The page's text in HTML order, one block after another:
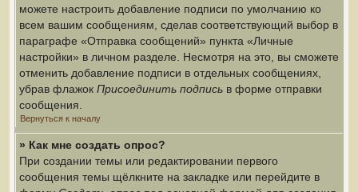
можете настроить добавление подписи по умолчанию ко
всем вашим сообщениям, сделав соответствующий выбор в
параграфе «Отправка сообщений» пункта «Личные
настройки» в личном разделе. Несмотря на это, вы сможете
отменить добавление подписи в отдельных сообщениях,
убрав флажок Присоединить подпись в форме отправки
сообщения.
Вернуться к началу
» Как мне создать опрос?
При создании темы или редактировании первого
сообщения темы щёлкните на закладке или перейдите в